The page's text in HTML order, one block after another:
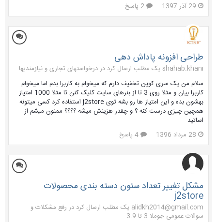
29 آذر 1397
طراحی افزونه پاداش دهی
shahab.khani یک مطلب ارسال کرد در
درخواستهای تجاری و نیازمندیها
سلام من یک سری کوپن تخفیف دارم که میخوام به کاربرا بدم اما میخوام
کاربرا بیان و مثلا روی 3 تا از بنرهای سایت کلیک کنن تا مثلا 1000 امتیاز
بهشون بده و این امتیاز ها رو بشه توی j2store استفاده کرد کسی میتونه
همچین چیزی درست کنه ؟ و چقدر هزینش میشه ؟؟؟؟ ممنون میشم از
اساتید
28 مرداد 1396
مشکل تغییر تعداد ستون دسته بندی محصولات
j2store
alidkh2014@gmail.com یک مطلب ارسال کرد در
رفع مشکلات و
سوالات عمومی جوملا 3 تا 3.9